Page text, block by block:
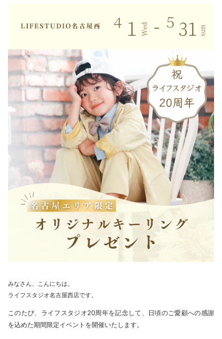
みなさん、こんにちは。
ライフスタジオ名古屋西店です。
このたび、ライフスタジオ20周年を記念して、日頃のご愛顧への感謝
を込めた期間限定イベントを開催いたします。